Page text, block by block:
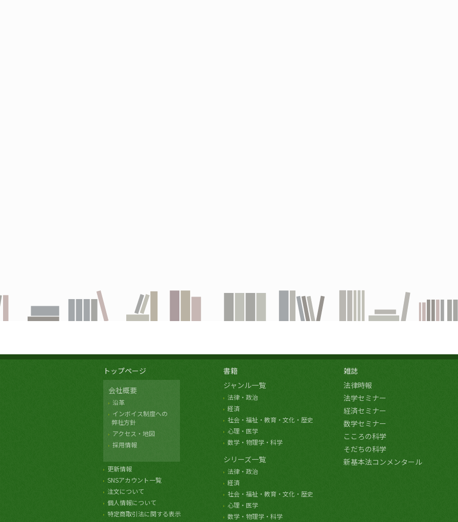
トップページ
会社概要
沿革
インボイス制度への
弊社方針
アクセス・地図
採用情報
更新情報
SNSアカウント一覧
注文について
個人情報について
特定商取引法に関する表示
書籍
ジャンル一覧
法律・政治
経済
社会・福祉・教育・文化・歴史
心理・医学
数学・物理学・科学
シリーズ一覧
法律・政治
経済
社会・福祉・教育・文化・歴史
心理・医学
数学・物理学・科学
雑誌
法律時報
法学セミナー
経済セミナー
数学セミナー
こころの科学
そだちの科学
新基本法コンメンタール